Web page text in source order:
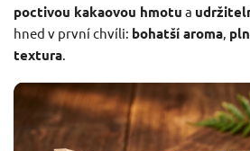
poctivou kakaovou hmotu a
hned v první chvíli: bohatší aroma,
textura.